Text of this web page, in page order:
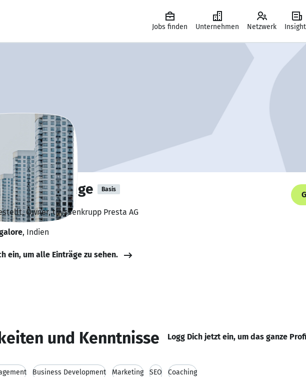
Jobs finden Unternehmen Netzwerk
Park Ridge Basis
Owner, thyssenkrupp Presta AG
, Indien
ein, um alle Einträge zu sehen.
und Kenntnisse Logg Dich jetzt ein, um das ganze
Business Development Marketing SEO Coaching